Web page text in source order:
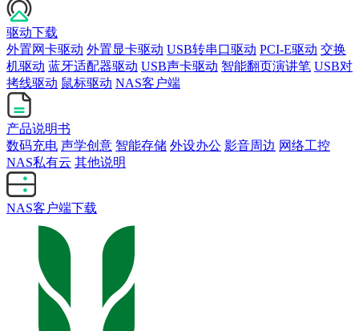
驱动下载
外置网卡驱动 外置显卡驱动 USB转串口驱动 PCI-E驱动 交换
机驱动 蓝牙适配器驱动 USB声卡驱动 智能翻页演讲笔 USB对
拷线驱动 鼠标驱动 NAS客户端
产品说明书
数码充电 声学创意 智能存储 外设办公 影音周边 网络工控
NAS私有云 其他说明
NAS客户端下载